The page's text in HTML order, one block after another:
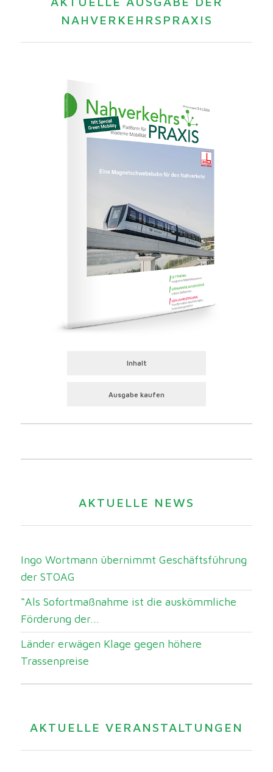
NAHVERKEHRSPRAXIS
Inhalt
Ausgabe kaufen
AKTUELLE NEWS
Ingo Wortmann übernimmt Geschäftsführung
der STOAG
“Als Sofortmaßnahme ist die auskömmliche
Förderung der...
Länder erwägen Klage gegen höhere
Trassenpreise
AKTUELLE VERANSTALTUNGEN